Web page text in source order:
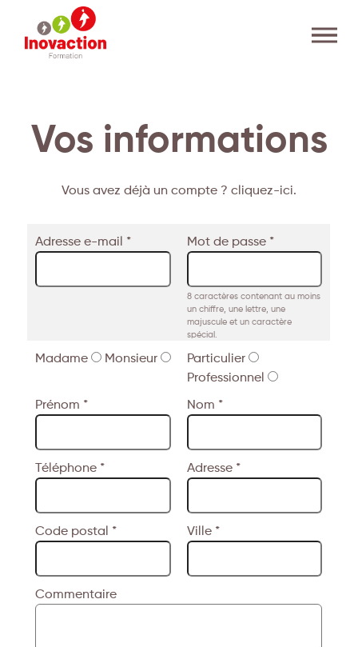
Vos informations
Vous avez déjà un compte ? cliquez-ici.
Adresse e-mail * Mot de passe *
8 caractères contenant au moins
un chiffre, une lettre, une
majuscule et un caractère
spécial.
Madame Monsieur
Particulier
Professionnel
Prénom *
Nom *
Téléphone * Adresse *
Code postal * Ville *
Commentaire